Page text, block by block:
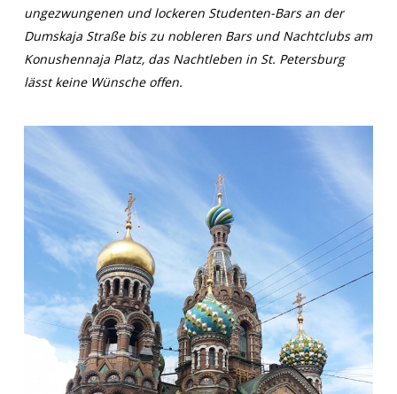
ungezwungenen und lockeren Studenten-Bars an der
Dumskaja Straße bis zu nobleren Bars und Nachtclubs am
KonushennajaPlatz, das Nachtleben in St. Petersburg
lässt keine Wünsche offen.